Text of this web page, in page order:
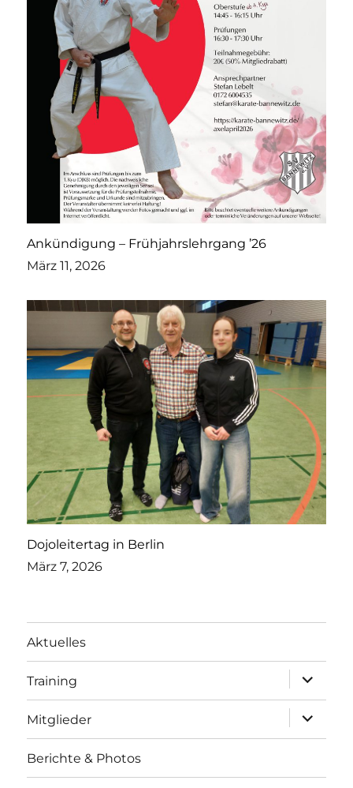
Ankündigung – Frühjahrslehrgang ’26
März 11, 2026
Dojoleitertag in Berlin
März 7, 2026
Aktuelles
Training
öffnen
Mitglieder
öffnen
Berichte & Photos